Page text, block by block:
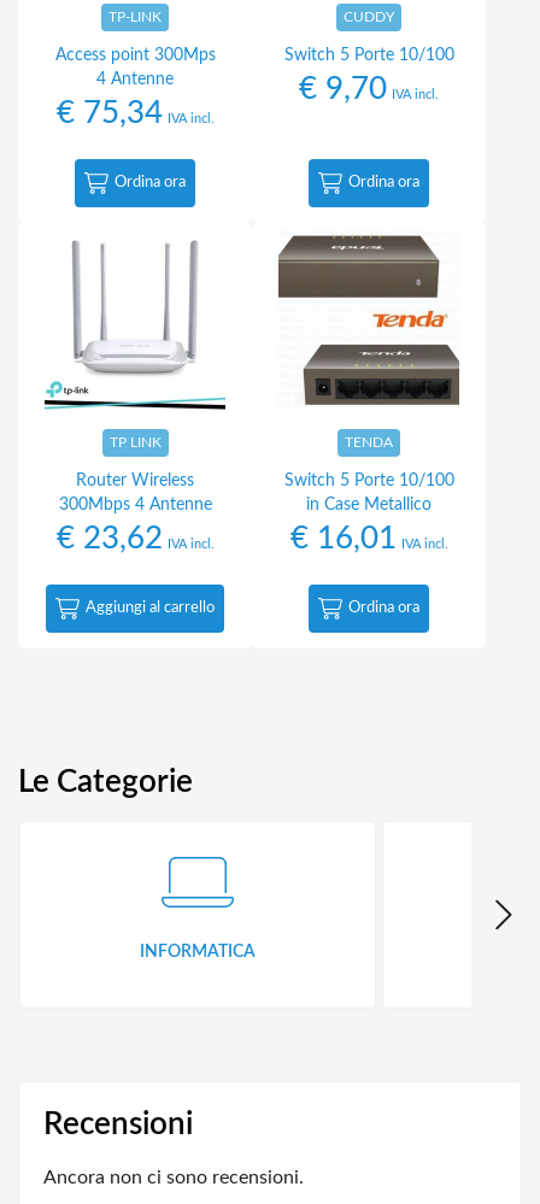
TP-LINK
Access point 300Mps
4 Antenne
€75,34 IVA incl.
Ordina ora
CUDDY
Switch 5 Porte 10/100
€ 9,70 IVA incl.
Ordina ora
TP LINK
Router Wireless
300Mbps 4 Antenne
€23,62 IVA incl.
Aggiungi al carrello
TENDA
Switch 5 Porte 10/100
in Case Metallico
€16,01 IVA incl.
Ordina ora
Le Categorie
INFORMATICA
Recensioni
Ancora non ci sono recensioni.